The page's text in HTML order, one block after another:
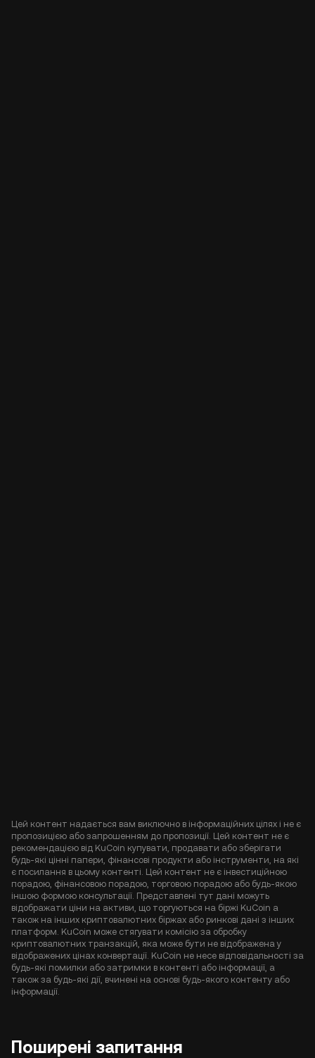
Цей контент надається вам виключно в інформаційних цілях і не є
пропозицією або запрошенням до пропозиції. Цей контент не є
рекомендацією від KuCoin купувати, продавати або зберігати
будь-які цінні папери, фінансові продукти або інструменти, на які
є посилання в цьому контенті. Цей контент не є інвестиційною
порадою, фінансовою порадою, торговою порадою або будь-якою
іншою формою консультації. Представлені тут дані можуть
відображати ціни на активи, що торгуються на біржі KuCoin а
також на інших криптовалютних біржах або ринкові дані з інших
платформ. KuCoin може стягувати комісію за обробку
криптовалютних транзакцій, яка може бути не відображена у
відображених цінах конвертації. KuCoin не несе відповідальності за
будь-які помилки або затримки в контенті або інформації, а
також за будь-які дії, вчинені на основі будь-якого контенту або
інформації.
Поширені запитання